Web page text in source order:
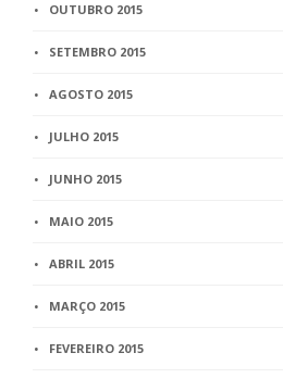
OUTUBRO 2015
SETEMBRO 2015
AGOSTO 2015
JULHO 2015
JUNHO 2015
MAIO 2015
ABRIL 2015
MARÇO 2015
FEVEREIRO 2015